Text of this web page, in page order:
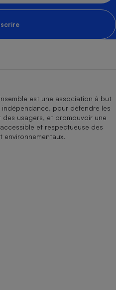
est une association à but
pour défendre les
usagers, et promouvoir une
et respectueuse des
environnementaux.